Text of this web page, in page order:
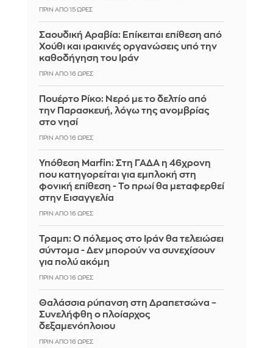
ΠΡΙΝ ΑΠΌ 15 ΏΡΕΣ
Σαουδική Αραβία: Επίκειται επίθεση από
Χούθι και ιρακινές οργανώσεις υπό την
καθοδήγηση του Ιράν
ΠΡΙΝ ΑΠΌ 16 ΏΡΕΣ
Πουέρτο Ρίκο: Νερό με το δελτίο από
την Παρασκευή, λόγω της ανομβρίας
στο νησί
ΠΡΙΝ ΑΠΌ 16 ΏΡΕΣ
Υπόθεση Marfin: Στη ΓΑΔΑ η 46χρονη
που κατηγορείται για εμπλοκή στη
φονική επίθεση - Το πρωί θα μεταφερθεί
στην Εισαγγελία
ΠΡΙΝ ΑΠΌ 16 ΏΡΕΣ
Τραμπ: Ο πόλεμος στο Ιράν θα τελειώσει
σύντομα - Δεν μπορούν να συνεχίσουν
για πολύ ακόμη
ΠΡΙΝ ΑΠΌ 16 ΏΡΕΣ
Θαλάσσια ρύπανση στη Δραπετσώνα –
Συνελήφθη ο πλοίαρχος
δεξαμενόπλοιου
ΠΡΙΝ ΑΠΌ 16 ΏΡΕΣ